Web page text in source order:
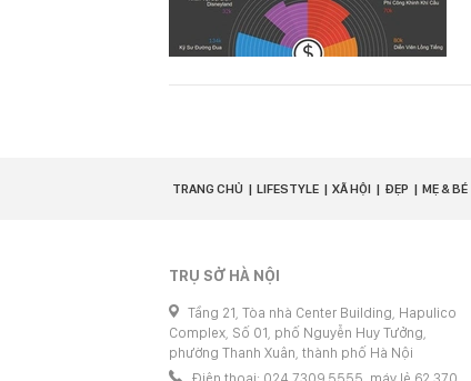
TRANG CHỦ LIFESTYLE XÃ HỘI ĐẸP MẸ & BÉ
TRỤ SỞ HÀ NỘI
Tầng 21, Tòa nhà Center Building, Hapulico
Complex, Số 01, phố Nguyễn Huy Tưởng,
phường Thanh Xuân, thành phố Hà Nội